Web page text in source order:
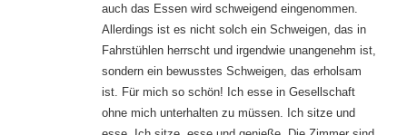
auch das Essen wird schweigend eingenommen.
Allerdings ist es nicht solch ein Schweigen, das in
Fahrstühlen herrscht und irgendwie unangenehm ist,
sondern ein bewusstes Schweigen, das erholsam
ist. Für mich so schön! Ich esse in Gesellschaft
ohne mich unterhalten zu müssen. Ich sitze und